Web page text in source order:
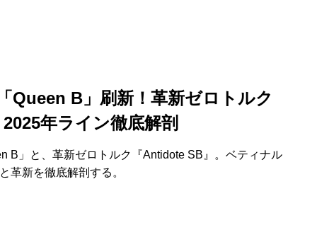
Queen B」刷新！革新ゼロトルク
年ライン徹底解剖
B」と、革新ゼロトルク『Antidote SB』。ベティナル
革新を徹底解剖する。